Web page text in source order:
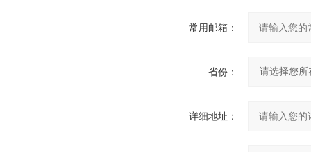
常用邮箱：
省份：
详细地址：